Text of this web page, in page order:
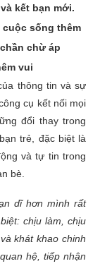
kết bạn mới.
sống thêm
chừ áp
vui
thông tin và sự
cụ kết nối mọi
đổi thay trong
trẻ, đặc biệt là
và tự tin trong
bè.
dĩ hơn mình rất
chịu làm, chịu
khát khao chinh
hệ, tiếp nhận